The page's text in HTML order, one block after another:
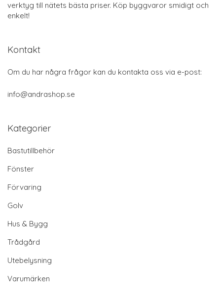
verktyg till nätets bästa priser. Köp byggvaror smidigt och
enkelt!
Kontakt
Om du har några frågor kan du kontakta oss via e-post:
info@andrashop.se
Kategorier
Bastutillbehör
Fönster
Förvaring
Golv
Hus & Bygg
Trådgård
Utebelysning
Varumärken